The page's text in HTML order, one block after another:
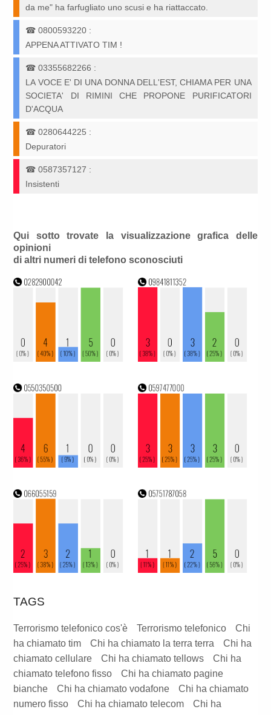
da me" ha farfugliato uno scusi e ha riattaccato.
☎0800593220 :
APPENA ATTIVATO TIM !
☎03355682266 :
LA VOCE E' DI UNA DONNA DELL'EST, CHIAMA PER UNA
SOCIETA' DI RIMINI CHE PROPONE PURIFICATORI
D'ACQUA
☎0280644225 :
Depuratori
☎0587357127 :
Insistenti
Qui sotto trovate la visualizzazione grafica delle
opinioni
di altri numeri di telefono sconosciuti
TAGS
Terrorismo telefonico cos'è Terrorismo telefonico
Chi
ha chiamato tim
Chi ha chiamato la terra terra
Chi ha
chiamato cellulare
Chi ha chiamato tellows
Chi ha
chiamato telefono fisso
Chi ha chiamato pagine
bianche
Chi ha chiamato vodafone
Chi ha chiamato
numero fisso
Chi ha chiamato telecom
Chi ha